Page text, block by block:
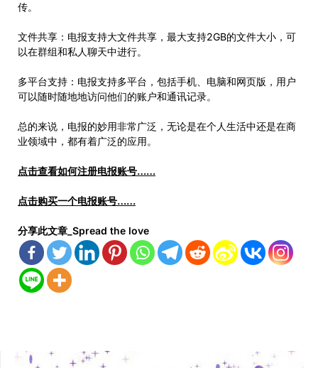
传。
文件共享：电报支持大文件共享，最大支持2GB的文件大小，可
以在群组和私人聊天中进行。
多平台支持：电报支持多平台，包括手机、电脑和网页版，用户
可以随时随地地访问他们的账户和通讯记录。
总的来说，电报的妙用非常广泛，无论是在个人生活中还是在商
业领域中，都有着广泛的应用。
点击查看如何注册电报账号……
点击购买一个电报账号……
分享此文章_Spread the love